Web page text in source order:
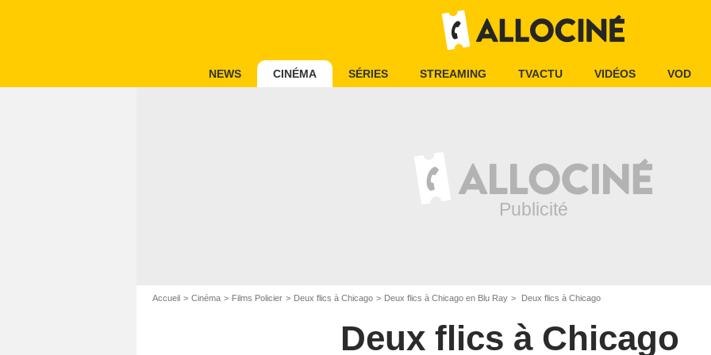
NEWS CINÉMA SÉRIES STREAMING TVACTU VIDÉOS VOD
Accueil Cinéma Films Policier Deux flics à Chicago Deux flics à Chicago en Blu Ray Deux flics à Chicago
Deux flics à Chicago